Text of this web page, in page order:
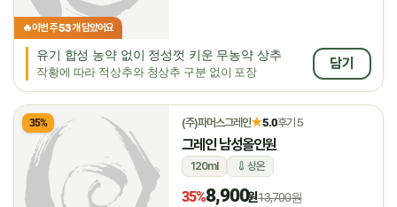
🔥이번 주53개 담았어요
유기 합성 농약 없이 정성껏 키운 무농약 상추
작황에 따라 적상추와 청상추 구분 없이 포장
담기
35% (주)파머스그레인★5.0후기 5
그레인 남성올인원
120ml 상온
35%8,900원13,700원